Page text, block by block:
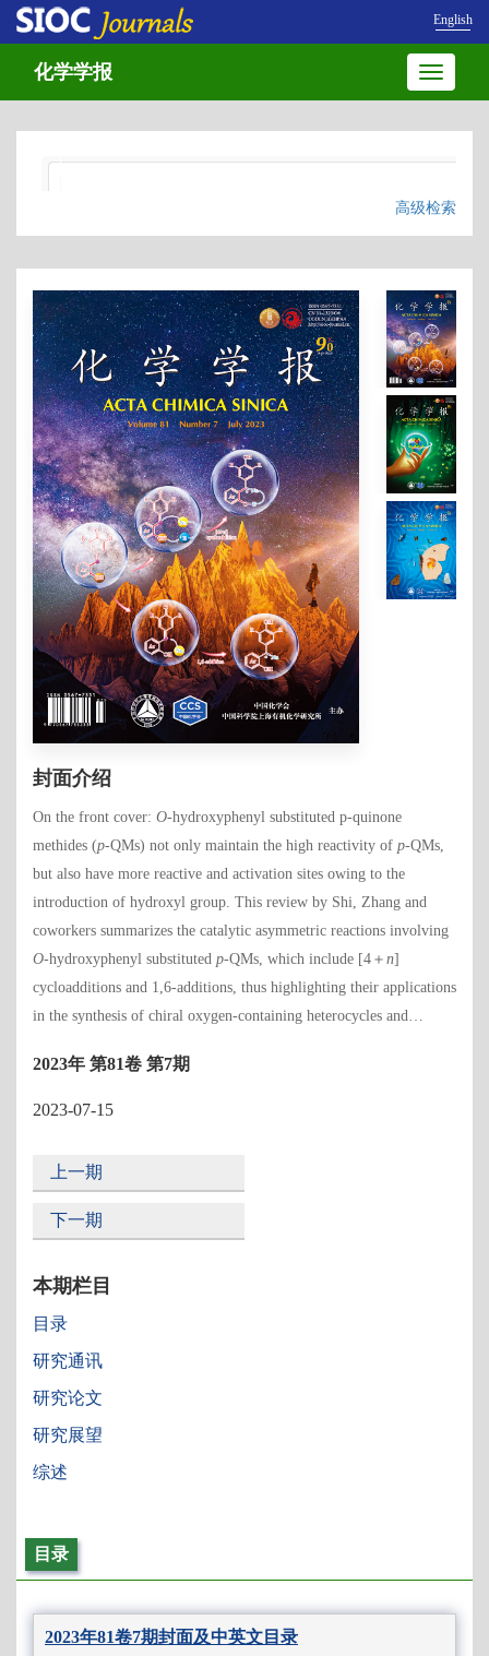
English
Toggle
化学学报
高级检索
封面介绍
On the front cover: O-hydroxyphenyl substituted p-quinone
methides (p-QMs) not only maintain the high reactivity of p-QMs,
but also have more reactive and activation sites owing to the
introduction of hydroxyl group. This review by Shi, Zhang and
coworkers summarizes the catalytic asymmetric reactions involving
O-hydroxyphenyl substituted p-QMs, which include [4＋ n]
cycloadditions and 1,6-additions, thus highlighting their applications
in the synthesis of chiral oxygen-containing heterocycles and
pointed out to provide a new horizon for this research area. [Shi,
Feng et al. on page 793-808.]
2023年 第81卷 第7期
2023-07-15
上一期
下一期
本期栏目
目录
研究通讯
研究论文
研究展望
综述
目录
2023年81卷7期封面及中英文目录